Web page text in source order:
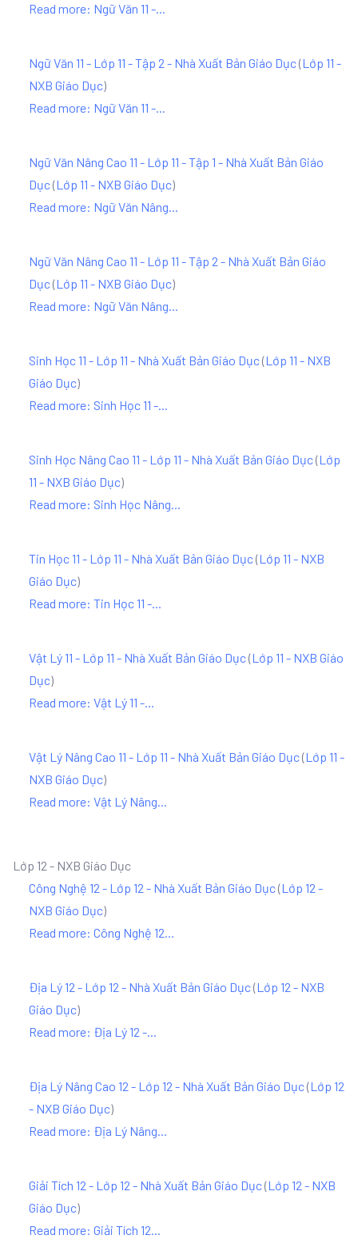
Read more: Ngữ Văn 11 -...
Ngữ Văn 11 - Lớp 11 - Tập 2 - Nhà Xuất Bản Giáo Dục(Lớp 11 -
NXB Giáo Dục)
Read more: Ngữ Văn 11 -...
Ngữ Văn Nâng Cao 11 - Lớp 11 - Tập 1 - Nhà Xuất Bản Giáo
Dục(Lớp 11 - NXB Giáo Dục)
Read more: Ngữ Văn Nâng...
Ngữ Văn Nâng Cao 11 - Lớp 11 - Tập 2 - Nhà Xuất Bản Giáo
Dục(Lớp 11 - NXB Giáo Dục)
Read more: Ngữ Văn Nâng...
Sinh Học 11 - Lớp 11 - Nhà Xuất Bản Giáo Dục(Lớp 11 - NXB
Giáo Dục)
Read more: Sinh Học 11 -...
Sinh Học Nâng Cao 11 - Lớp 11 - Nhà Xuất Bản Giáo Dục(Lớp
11 - NXB Giáo Dục)
Read more: Sinh Học Nâng...
Tin Học 11 - Lớp 11 - Nhà Xuất Bản Giáo Dục(Lớp 11 - NXB
Giáo Dục)
Read more: Tin Học 11 -...
Vật Lý 11 - Lớp 11 - Nhà Xuất Bản Giáo Dục(Lớp 11 - NXB Giáo
Dục)
Read more: Vật Lý 11 -...
Vật Lý Nâng Cao 11 - Lớp 11 - Nhà Xuất Bản Giáo Dục(Lớp 11 -
NXB Giáo Dục)
Read more: Vật Lý Nâng...
Lớp 12 - NXB Giáo Dục
Công Nghệ 12 - Lớp 12 - Nhà Xuất Bản Giáo Dục(Lớp 12 -
NXB Giáo Dục)
Read more: Công Nghệ 12...
Địa Lý 12 - Lớp 12 - Nhà Xuất Bản Giáo Dục(Lớp 12 - NXB
Giáo Dục)
Read more: Địa Lý 12 -...
Địa Lý Nâng Cao 12 - Lớp 12 - Nhà Xuất Bản Giáo Dục(Lớp 12
- NXB Giáo Dục)
Read more: Địa Lý Nâng...
Giải Tích 12 - Lớp 12 - Nhà Xuất Bản Giáo Dục(Lớp 12 - NXB
Giáo Dục)
Read more: Giải Tích 12...